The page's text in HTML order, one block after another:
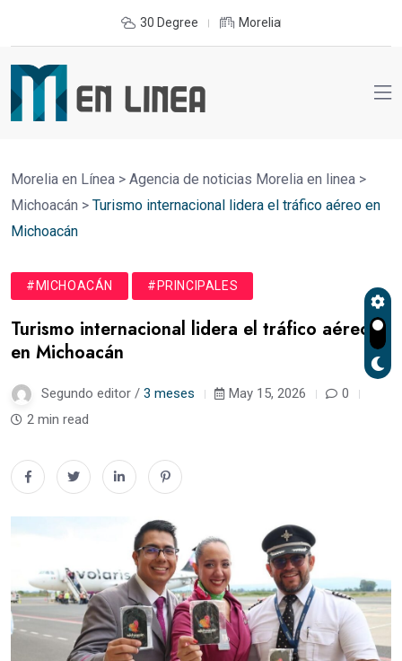
30 Degree Morelia
Morelia en Línea > Agencia de noticias Morelia en linea >
Michoacán > Turismo internacional lidera el tráfico aéreo en
Michoacán
#MICHOACÁN #PRINCIPALES
Turismo internacional lidera el tráfico aéreo
en Michoacán
Segundo editor / 3 meses May 15, 2026
0
2 min read